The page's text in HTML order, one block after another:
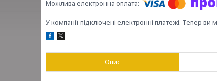
У компанії підключені електронні платежі. Тепер
Опис